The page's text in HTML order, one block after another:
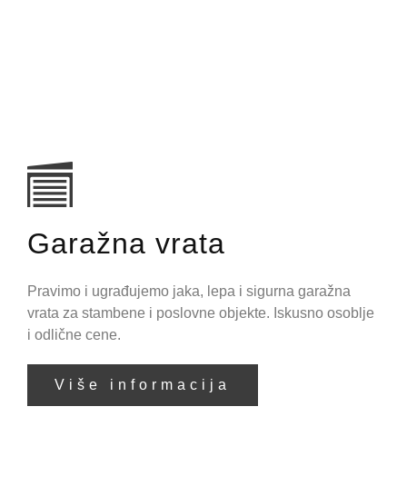
Garažna vrata
Pravimo i ugrađujemo jaka, lepa i sigurna garažna
vrata za stambene i poslovne objekte. Iskusno osoblje
i odlične cene.
Više informacija